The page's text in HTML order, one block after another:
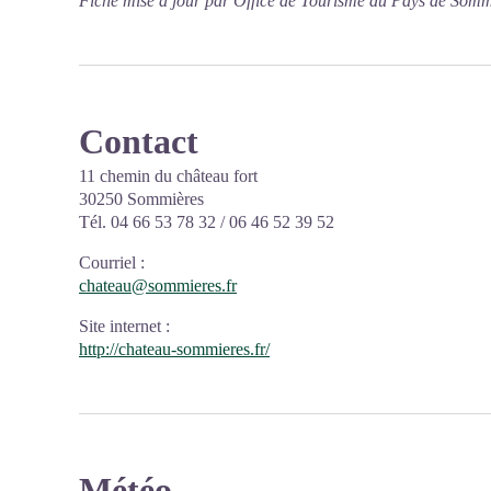
Contact
11 chemin du château fort
30250 Sommières
Tél. 04 66 53 78 32 / 06 46 52 39 52
Courriel :
chateau@sommieres.fr
Site internet :
http://chateau-sommieres.fr/